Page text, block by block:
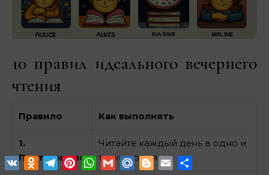
10 правил идеального вечернего
чтения
Правило Как выполнять
1.
Постоянство
Читайте каждый день в одно и
то же время
VK Odnoklassniki
Telegram
PinterestWhatsApp
GmailMail.RuBlogger
Email